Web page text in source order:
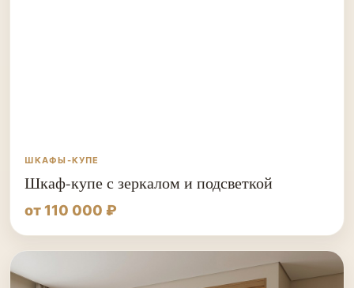
ШКАФЫ-КУПЕ
Шкаф-купе с зеркалом и подсветкой
от 110 000 ₽